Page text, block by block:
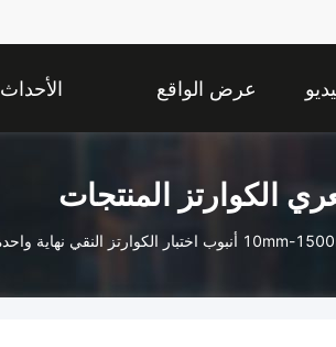
عرض الواقع
الافتراضي
الأحداث
الكوارتز المنتجات